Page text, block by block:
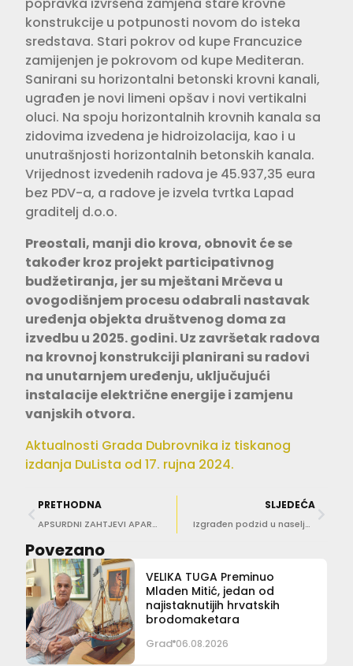
konstrukcije u potpunosti novom do isteka
sredstava. Stari pokrov od kupe Francuzice
zamijenjen je pokrovom od kupe Mediteran.
Sanirani su horizontalni betonski krovni kanali,
ugrađen je novi limeni opšav i novi vertikalni
oluci. Na spoju horizontalnih krovnih kanala sa
zidovima izvedena je hidroizolacija, kao i u
unutrašnjosti horizontalnih betonskih kanala.
Vrijednost izvedenih radova je 45.937,35 eura
bez PDV-a, a radove je izvela tvrtka Lapad
graditelj d.o.o.
Preostali, manji dio krova, obnovit će se
također kroz projekt participativnog
budžetiranja, jer su mještani Mrčeva u
ovogodišnjem procesu odabrali nastavak
uređenja objekta društvenog doma za
izvedbu u 2025. godini. Uz završetak radova
na krovnoj konstrukciji planirani su radovi
na unutarnjem uređenju, uključujući
instalacije električne energije i zamjenu
vanjskih otvora.
Aktualnosti Grada Dubrovnika iz tiskanog
izdanja DuLista od 17. rujna 2024.
PRETHODNA
APSURDNI ZAHTJEVI APARTMANSKIH GOSTIJU Šugamana za plažu, regenerator, uloške, začina, papir za pečenje!
SLJEDEĆA
Izgrađen podzid u naselju Dubravica u sklopu participativnog budžetiranja
Povezano
VELIKA TUGA Preminuo
Mladen Mitić, jedan od
najistaknutijih hrvatskih
brodomaketara
Grad 06.08.2026